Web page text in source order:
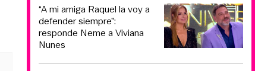
“A mi amiga Raquel la voy a
defender siempre”:
responde Neme a Viviana
Nunes